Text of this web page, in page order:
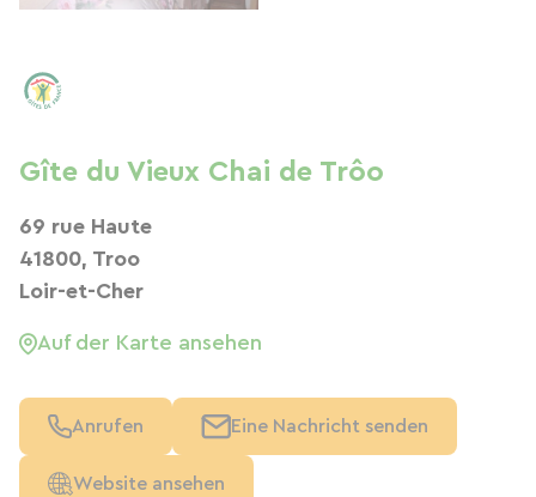
Gîte du Vieux Chai de Trôo
69 rue Haute
41800, Troo
Loir-et-Cher
Auf der Karte ansehen
Anrufen Eine Nachricht senden
Website ansehen